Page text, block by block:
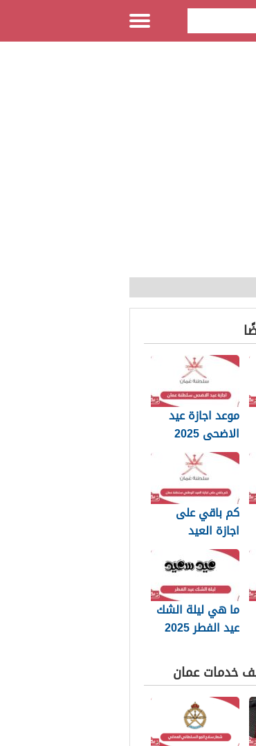
موعد اجازة عيد
الاضحى 2025
سلطنة عمان
كم باقي على
اجازة العيد
الوطني سلطنة
عمان 2025؛ العد
التنازلي
ما هي ليلة الشك
عيد الفطر 2025
خدمات عمان